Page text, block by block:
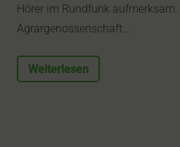
Hörer im Rundfunk
Agrargenossenschaft…
Weiterlesen